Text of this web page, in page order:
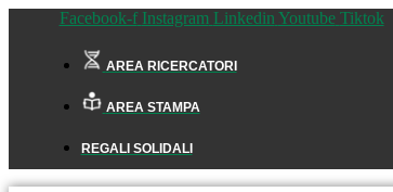
Facebook-f Instagram Linkedin Youtube Tiktok
AREA RICERCATORI
AREA STAMPA
REGALI SOLIDALI